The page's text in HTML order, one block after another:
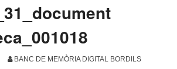
BANC DE MEMÒRIA DIGITAL BORDILS